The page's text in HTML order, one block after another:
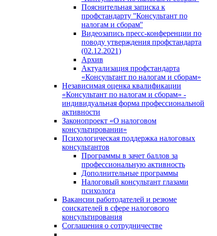
Пояснительная записка к
профстандарту ''Консультант по
налогам и сборам''
Видеозапись пресс-конференции по
поводу утверждения профстандарта
(02.12.2021)
Архив
Актуализация профстандарта
«Консультант по налогам и сборам»
Независимая оценка квалификации
«Консультант по налогам и сборам» -
индивидуальная форма профессиональной
активности
Законопроект «О налоговом
консультировании»
Психологическая поддержка налоговых
консультантов
Программы в зачет баллов за
профессиональную активность
Дополнительные программы
Налоговый консультант глазами
психолога
Вакансии работодателей и резюме
соискателей в сфере налогового
консультирования
Соглашения о сотрудничестве